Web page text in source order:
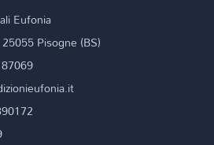
Eufonia
Pisogne (BS)